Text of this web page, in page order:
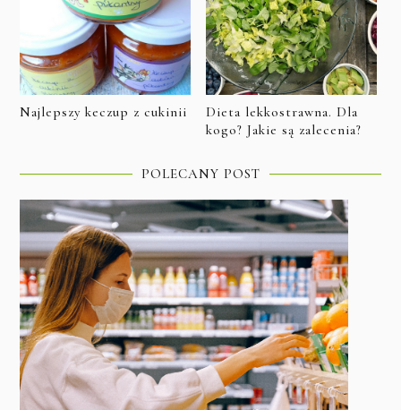
Najlepszy keczup z cukinii
Dieta lekkostrawna. Dla
kogo? Jakie są zalecenia?
POLECANY POST